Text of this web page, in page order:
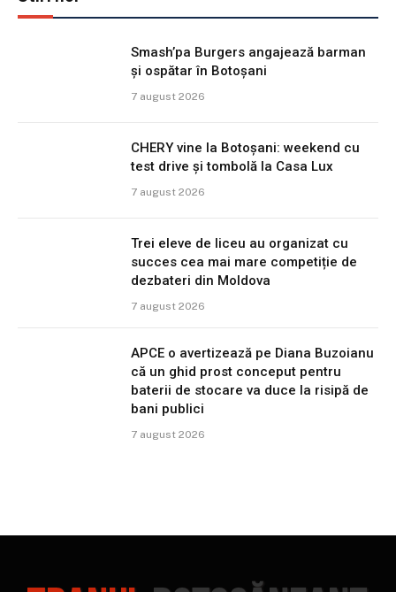
Smash’pa Burgers angajează barman
și ospătar în Botoșani
7 august 2026
CHERY vine la Botoșani: weekend cu
test drive și tombolă la Casa Lux
7 august 2026
Trei eleve de liceu au organizat cu
succes cea mai mare competiție de
dezbateri din Moldova
7 august 2026
APCE o avertizează pe Diana Buzoianu
că un ghid prost conceput pentru
baterii de stocare va duce la risipă de
bani publici
7 august 2026